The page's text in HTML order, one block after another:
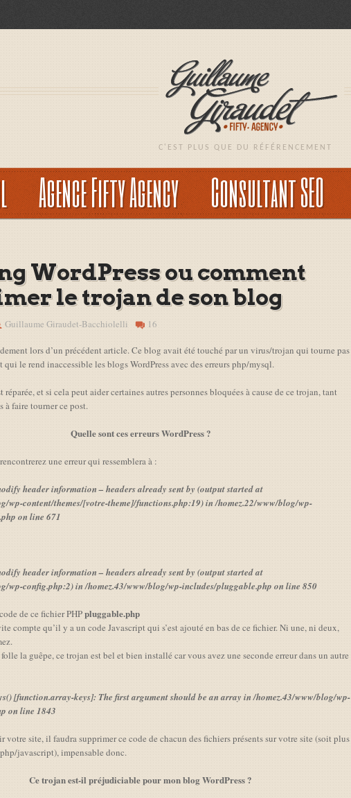
C'EST PLUS QUE DU RÉFÉRENCEMENT
Agence Fifty Agency Consultant SEO
WordPress ou comment
le trojan de son blog
Guillaume Giraudet-Bacchiolelli 16
lors d’un précédent article. Ce blog avait été touché par un virus/trojan qui tourne pas
qui le rend inaccessible les blogs WordPress avec des erreurs php/mysql.
et si cela peut aider certaines autres personnes bloquées à cause de ce trojan, tant
à faire tourner ce post.
Quelle sont ces erreurs WordPress ?
une erreur qui ressemblera à :
header information – headers already sent by (output started at
wp-content/themes/[votre-theme]/functions.php:19) in /homez.22/www/blog/wp-
on line 671
header information – headers already sent by (output started at
wp-config.php:2) in /homez.43/www/blog/wp-includes/pluggable.php on line 850
de ce fichier PHPpluggable.php
compte qu’il y a un code Javascript qui s’est ajouté en bas de ce fichier. Ni une, ni deux,
la guêpe, ce trojan est bel et bien installé car vous avez une seconde erreur dans un autre
[function.array-keys]: The first argument should be an array in /homez.43/www/blog/wp-
on line 1843
votre site, il faudra supprimer ce code de chacun des fichiers présents sur votre site (soit plus
javascript), impensable donc.
Ce trojan est-il préjudiciable pour mon blog WordPress ?